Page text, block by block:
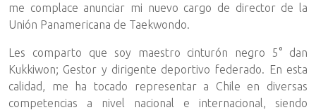
me complace anunciar mi nuevo cargo de director de la
Unión Panamericana de Taekwondo.
Les comparto que soy maestro cinturón negro 5° dan
Kukkiwon; Gestor y dirigente deportivo federado. En esta
calidad, me ha tocado representar a Chile en diversas
competencias a nivel nacional e internacional, siendo